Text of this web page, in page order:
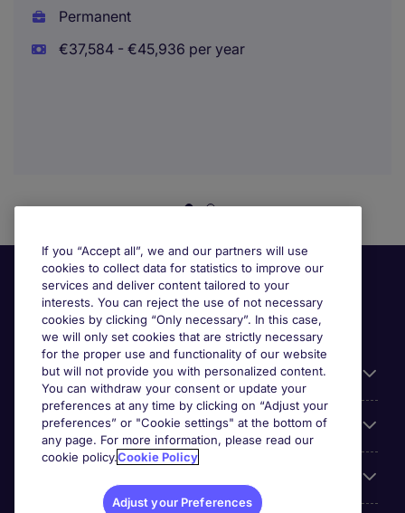
Permanent
€37,584 - €45,936 per year
Useful information
Prix
If you “Accept all”, we and our partners will use
cookies to collect data for statistics to improve our
services and deliver content tailored to your
interests. You can reject the use of not necessary
cookies by clicking “Only necessary”. In this case,
we will only set cookies that are strictly necessary
for the proper use and functionality of our website
but will not provide you with personalized content.
You can withdraw your consent or update your
preferences at any time by clicking on “Adjust your
preferences” or "Cookie settings" at the bottom of
any page. For more information, please read our
cookie policy.Cookie Policy
Adjust your Preferences